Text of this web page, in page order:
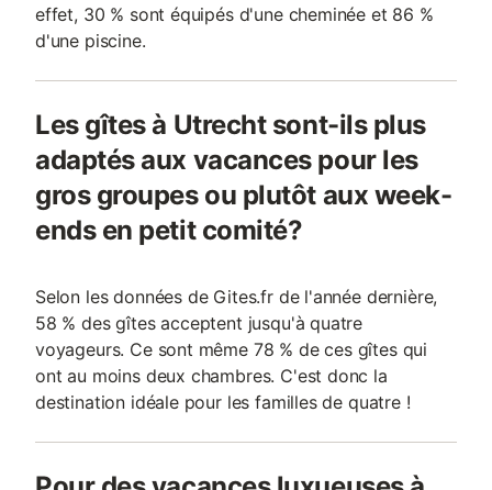
effet, 30 % sont équipés d'une cheminée et 86 %
d'une piscine.
Les gîtes à Utrecht sont-ils plus
adaptés aux vacances pour les
gros groupes ou plutôt aux week-
ends en petit comité?
Selon les données de Gites.fr de l'année dernière,
58 % des gîtes acceptent jusqu'à quatre
voyageurs. Ce sont même 78 % de ces gîtes qui
ont au moins deux chambres. C'est donc la
destination idéale pour les familles de quatre !